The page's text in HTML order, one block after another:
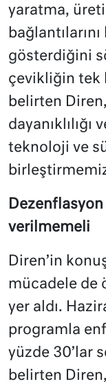
yaratma,
gösterdiğini
çevikliğin tek
belirten
teknoloji ve
verilmemeli
Diren’in
mücadele de
yer aldı.
programla
yüzde 30’lar
belirten